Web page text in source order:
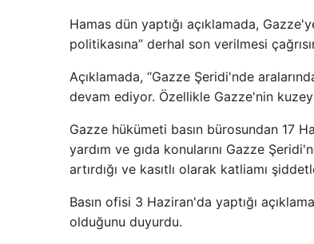
Hamas dün yaptığı açıklamada,
politikasına” derhal son verilmesi
Açıklamada, “Gazze Şeridi'nde
devam ediyor. Özellikle Gazze'nin
Gazze hükümeti basın bürosundan 17
yardım ve gıda konularını Gazze
artırdığı ve kasıtlı olarak katliamı
Basın ofisi 3 Haziran'da yaptığı
olduğunu duyurdu.